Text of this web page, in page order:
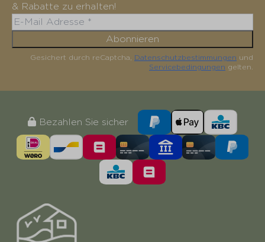
& Rabatte zu erhalten!
Abonnieren
Gesichert durch reCaptcha, Datenschutzbestimmungen und
Servicebedingungen gelten.
Bezahlen Sie sicher